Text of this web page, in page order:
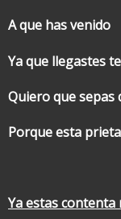
A que has venido
Ya que llegastes
Quiero que sepas
Porque esta
Ya estas contenta